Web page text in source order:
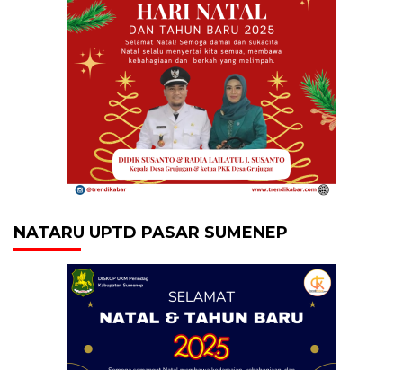
NATARU UPTD PASAR SUMENEP